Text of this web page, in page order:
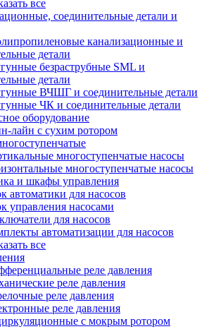
все
соединительные детали и
канализационные и
детали
безраструбные SML и
детали
ВЧШГ и соединительные детали
ЧК и соединительные детали
оборудование
лайн с сухим ротором
многоступенчатые насосы
многоступенчатые насосы
и шкафы управления
автоматики для насосов
управления насосами
для насосов
автоматизации для насосов
все
реле давления
реле давления
реле давления
реле давления
с мокрым ротором